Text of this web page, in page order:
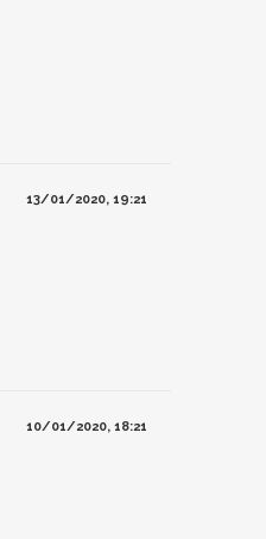
13/01/2020, 19:21
10/01/2020, 18:21